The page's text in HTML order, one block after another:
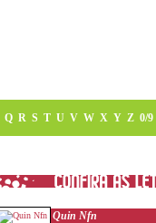
Q R S T U V W X Y Z 0/9
Quin Nfn